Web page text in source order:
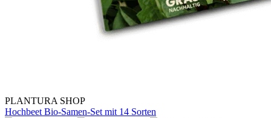
PLANTURA SHOP
Hochbeet Bio-Samen-Set mit 14 Sorten